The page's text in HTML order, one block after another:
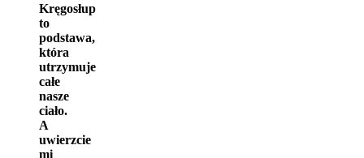
Kręgosłup
to
podstawa,
która
utrzymuje
całe
nasze
ciało.
A
uwierzcie
mi